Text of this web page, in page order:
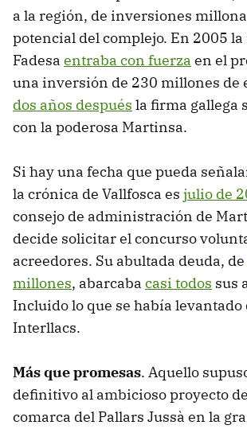
a la región, de inversiones
potencial del complejo. En 2005
Fadesa entraba con fuerza en el
una inversión de 230 millones de
dos años después la firma gallega
con la poderosa Martinsa.
Si hay una fecha que pueda
la crónica de Vallfosca es julio de
consejo de administración de
decide solicitar el concurso
acreedores. Su abultada deuda, de
millones, abarcaba casi todos sus
Incluido lo que se había levantado
Interllacs.
Más que promesas. Aquello
definitivo al ambicioso proyecto
comarca del Pallars Jussà en la